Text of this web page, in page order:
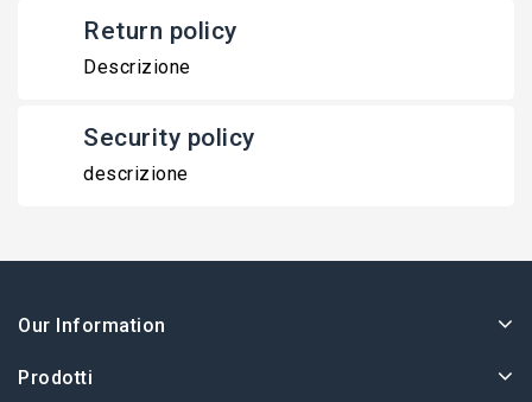
Return policy
Descrizione
Security policy
descrizione
Our Information
Prodotti